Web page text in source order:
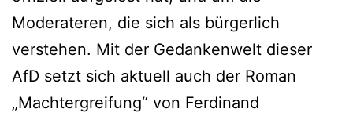
Moderateren, die sich als bürgerlich
verstehen. Mit der Gedankenwelt dieser
AfD setzt sich aktuell auch der Roman
„Machtergreifung“ von Ferdinand